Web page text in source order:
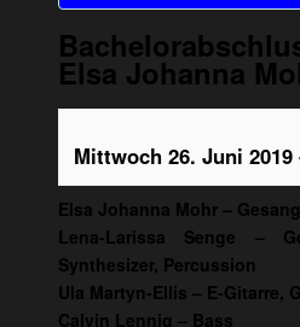
Elsa Johanna
Mittwoch 26. Juni 2019
Elsa Johanna Mohr –
Lena-Larissa Senge –
Synthesizer, Percussion
Ula Martyn-Ellis – E-Gitarre,
Calvin Lennig – Bass